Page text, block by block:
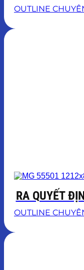
OUTLINE
RA QUYẾT
OUTLINE